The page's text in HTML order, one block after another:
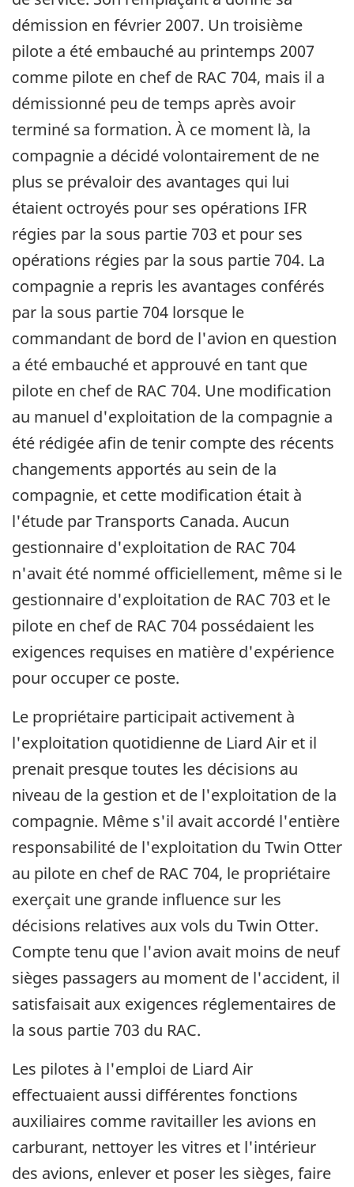
démission en février 2007. Un troisième
pilote a été embauché au printemps 2007
comme pilote en chef de RAC 704, mais il a
démissionné peu de temps après avoir
terminé sa formation. À ce moment là, la
compagnie a décidé volontairement de ne
plus se prévaloir des avantages qui lui
étaient octroyés pour ses opérations IFR
régies par la sous partie 703 et pour ses
opérations régies par la sous partie 704. La
compagnie a repris les avantages conférés
par la sous partie 704 lorsque le
commandant de bord de l'avion en question
a été embauché et approuvé en tant que
pilote en chef de RAC 704. Une modification
au manuel d'exploitation de la compagnie a
été rédigée afin de tenir compte des récents
changements apportés au sein de la
compagnie, et cette modification était à
l'étude par Transports Canada. Aucun
gestionnaire d'exploitation de RAC 704
n'avait été nommé officiellement, même si le
gestionnaire d'exploitation de RAC 703 et le
pilote en chef de RAC 704 possédaient les
exigences requises en matière d'expérience
pour occuper ce poste.
Le propriétaire participait activement à
l'exploitation quotidienne de Liard Air et il
prenait presque toutes les décisions au
niveau de la gestion et de l'exploitation de la
compagnie. Même s'il avait accordé l'entière
responsabilité de l'exploitation du Twin Otter
au pilote en chef de RAC 704, le propriétaire
exerçait une grande influence sur les
décisions relatives aux vols du Twin Otter.
Compte tenu que l'avion avait moins de neuf
sièges passagers au moment de l'accident, il
satisfaisait aux exigences réglementaires de
la sous partie 703 du RAC.
Les pilotes à l'emploi de Liard Air
effectuaient aussi différentes fonctions
auxiliaires comme ravitailler les avions en
carburant, nettoyer les vitres et l'intérieur
des avions, enlever et poser les sièges, faire